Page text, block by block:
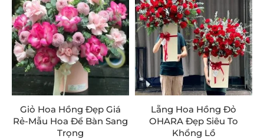
Giỏ Hoa Hồng Đẹp Giá
Rẻ-Mẫu Hoa Để Bàn Sang
Trọng
Lẵng Hoa Hồng Đỏ
OHARA Đẹp Siêu To
Khổng Lồ